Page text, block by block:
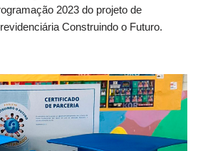
2023 do projeto de
Construindo o Futuro.